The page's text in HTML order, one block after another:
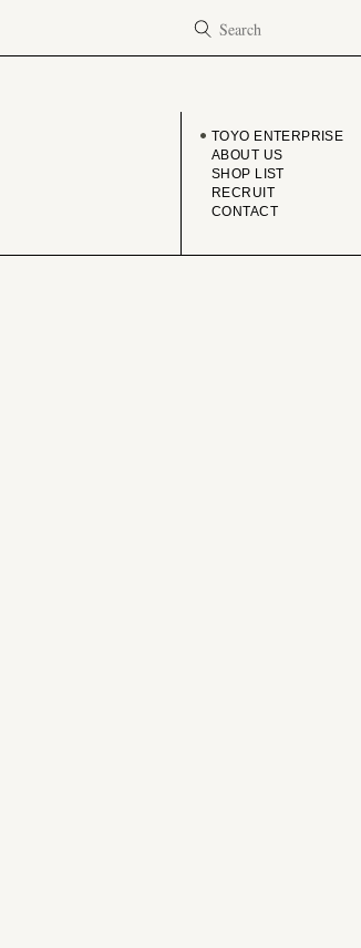
COMPANY
TOYO ENTERPRISE
ABOUT US
SHOP LIST
RECRUIT
CONTACT